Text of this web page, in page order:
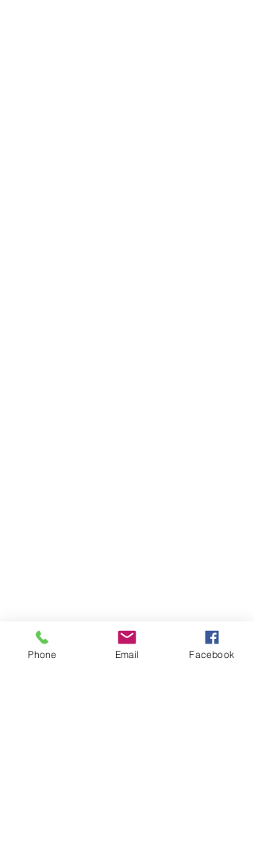
Phone Email Facebook